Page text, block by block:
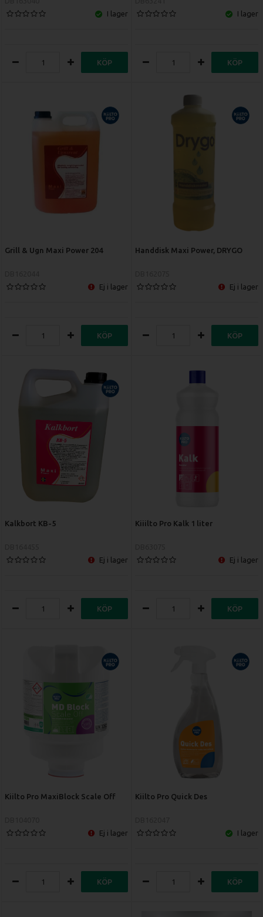
I lager
KÖP
I lager
KÖP
Grill & Ugn Maxi Power 204
Ej i lager
KÖP
Handdisk Maxi Power, DRYGO
Ej i lager
KÖP
Kalkbort KB-5
Ej i lager
KÖP
Kiiilto Pro Kalk 1 liter
Ej i lager
KÖP
Kiilto Pro MaxiBlock Scale Off
Ej i lager
KÖP
Kiilto Pro Quick Des
I lager
KÖP